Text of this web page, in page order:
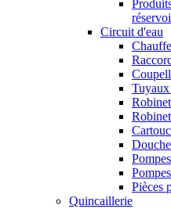
Circuit d'eau
Pièces
Quincaillerie